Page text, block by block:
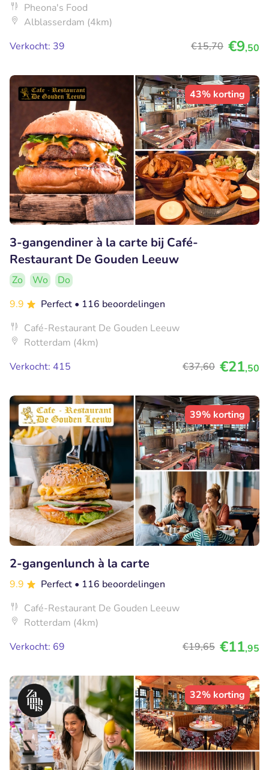
Pheona's Food
Alblasserdam (4km)
Verkocht: 39
€15,70 €9,50
43% korting
3-gangendiner à la carte bij Café-
Restaurant De Gouden Leeuw
Zo Wo
Do
9.9
Perfect • 116 beoordelingen
Café-Restaurant De Gouden Leeuw
Rotterdam (4km)
Verkocht: 415
€37,60 €21,50
39% korting
2-gangenlunch à la carte
9.9 Perfect • 116 beoordelingen
Café-Restaurant De Gouden Leeuw
Rotterdam (4km)
Verkocht: 69
€19,65 €11,95
32% korting